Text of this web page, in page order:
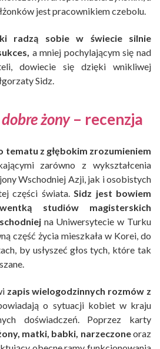
jest pracownikiem czebolu.
radzą sobie w świecie silnie
a mniej pochylającym się nad
dowiecie się dzięki wnikliwej
Sidz.
żony– recenzja
z głębokim zrozumieniem
zarówno z wykształcenia
Wschodniej Azji, jak i osobistych
części świata.Sidz jest bowiem
studiów magisterskich
na Uniwersytecie w Turku
część życia mieszkała w Korei, do
by usłyszeć głos tych, które tak
zapis wielogodzinnych rozmów z
o sytuacji kobiet w kraju
doświadczeń. Poprzez karty
matki, babki, narzeczoneoraz